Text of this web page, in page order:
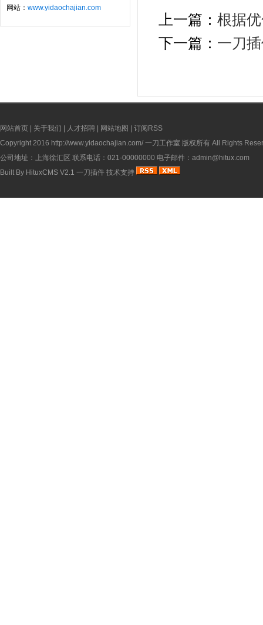
网站： www.yidaochajian.com
上一篇： 根据
下一篇： 一刀
网站首页 关于我们 人才招聘 网站地图
订阅RSS
Copyright 2016 http://www.yidaochajian.com/ 一刀工作室 版权所有 All Rights
公司地址：上海徐汇区 联系电话：021-00000000 电子邮件：admin@hitux.com
Built By HituxCMS V2.1 一刀插件 技术支持